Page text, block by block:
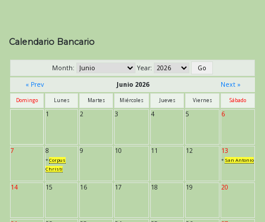
Calendario Bancario
Month:
Year:
« Prev
Junio 2026 Next »
Domingo Lunes Martes Miércoles Jueves Viernes Sábado
1 2 3 4 5 6
7 8
* Corpus
Christi
9 10 11 12 13
* San Antonio
14 15 16 17 18 19 20